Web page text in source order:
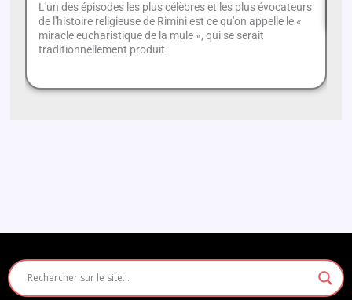
L'un des épisodes les plus célèbres et les plus évocateurs
de l'histoire religieuse de Rimini est ce qu'on appelle le «
miracle eucharistique de la mule », qui se serait
traditionnellement produit